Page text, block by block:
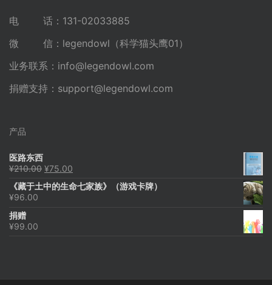
电 话：131-02033885
微 信：legendowl（科学猫头鹰01）
业务联系： info@legendowl.com
捐赠支持： support@legendowl.com
产品
医路东西
¥210.00 原
为：
¥75.00
价
《藏于土中的生命七家族》（游戏卡牌）
¥96.00
捐赠
¥99.00